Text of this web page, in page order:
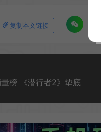
复制本文链接
榜 《潜行者2》垫底